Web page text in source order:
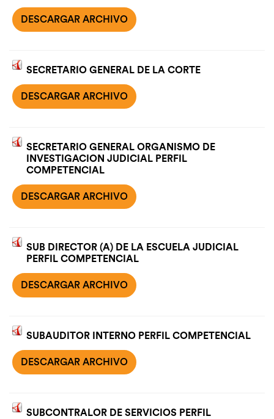
DESCARGAR ARCHIVO
SECRETARIO GENERAL DE LA CORTE
DESCARGAR ARCHIVO
SECRETARIO GENERAL ORGANISMO DE
INVESTIGACION JUDICIAL PERFIL
COMPETENCIAL
DESCARGAR ARCHIVO
SUB DIRECTOR (A) DE LA ESCUELA JUDICIAL
PERFIL COMPETENCIAL
DESCARGAR ARCHIVO
SUBAUDITOR INTERNO PERFIL COMPETENCIAL
DESCARGAR ARCHIVO
SUBCONTRALOR DE SERVICIOS PERFIL